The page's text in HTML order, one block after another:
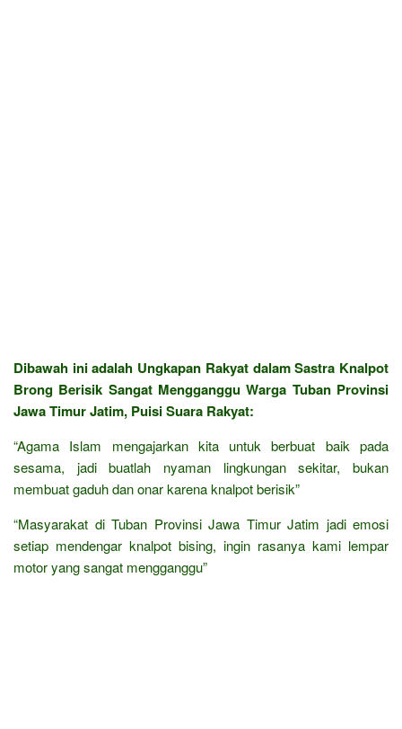
Dibawah ini adalah Ungkapan Rakyat dalam Sastra Knalpot
Brong Berisik Sangat Mengganggu Warga Tuban Provinsi
Jawa Timur Jatim, Puisi Suara Rakyat:
“Agama Islam mengajarkan kita untuk berbuat baik pada
sesama, jadi buatlah nyaman lingkungan sekitar, bukan
membuat gaduh dan onar karena knalpot berisik”
“Masyarakat di Tuban Provinsi Jawa Timur Jatim jadi emosi
setiap mendengar knalpot bising, ingin rasanya kami lempar
motor yang sangat mengganggu”